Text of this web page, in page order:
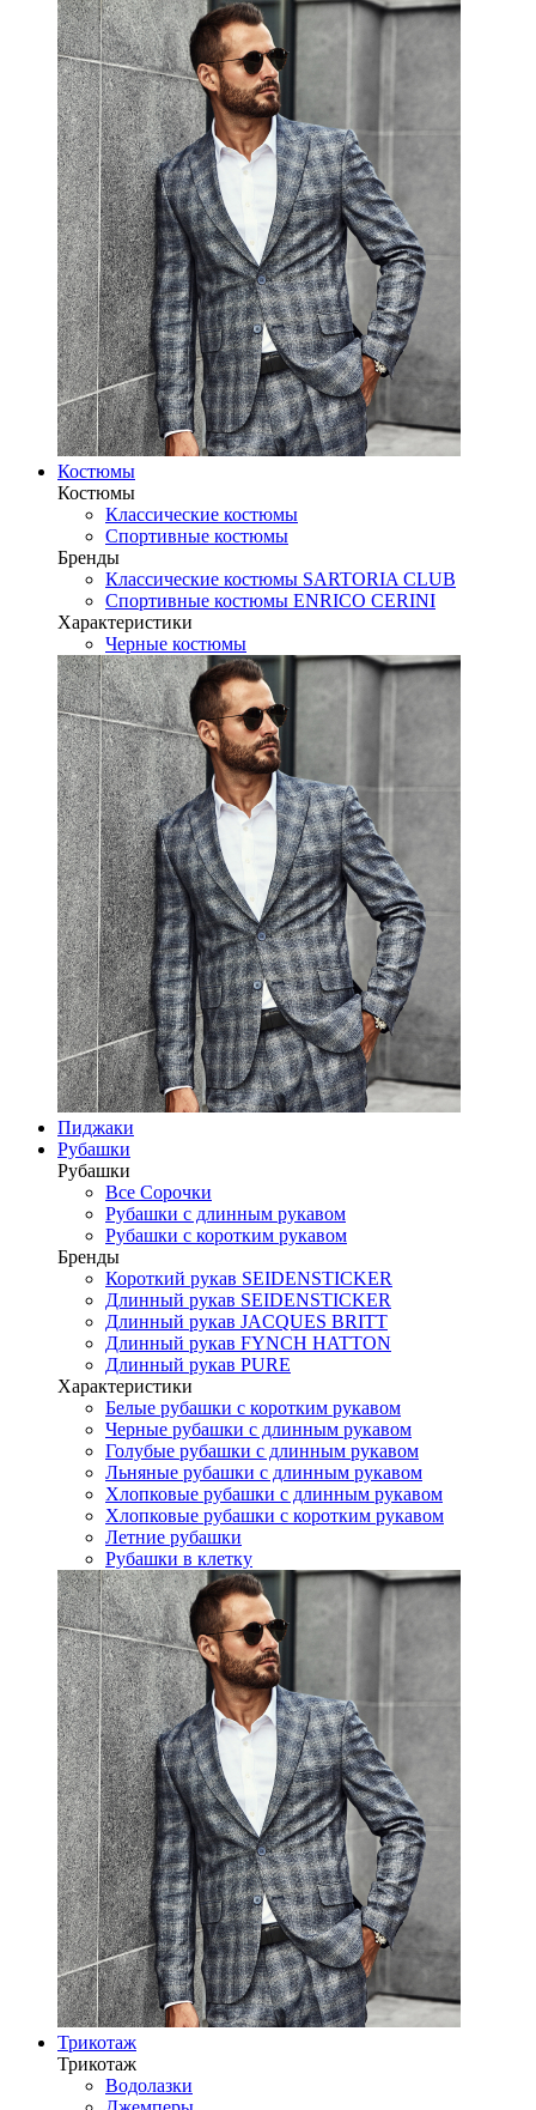
Костюмы
Костюмы
Классические костюмы
Спортивные костюмы
Бренды
Классические костюмы SARTORIA CLUB
Спортивные костюмы ENRICO CERINI
Характеристики
Черные костюмы
Пиджаки
Рубашки
Рубашки
Все Сорочки
Рубашки с длинным рукавом
Рубашки с коротким рукавом
Бренды
Короткий рукав SEIDENSTICKER
Длинный рукав SEIDENSTICKER
Длинный рукав JAСQUES BRITT
Длинный рукав FYNCH HATTON
Длинный рукав PURE
Характеристики
Белые рубашки с коротким рукавом
Черные рубашки с длинным рукавом
Голубые рубашки с длинным рукавом
Льняные рубашки с длинным рукавом
Хлопковые рубашки с длинным рукавом
Хлопковые рубашки с коротким рукавом
Летние рубашки
Рубашки в клетку
Трикотаж
Трикотаж
Водолазки